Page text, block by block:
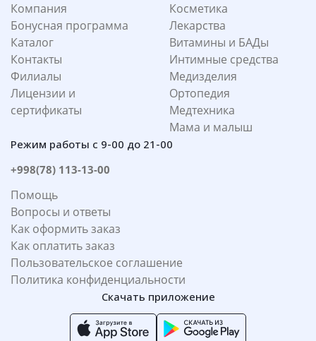
Компания
Бонусная программа
Каталог
Контакты
Филиалы
Лицензии и
сертификаты
Косметика
Лекарства
Витамины и БАДы
Интимные средства
Медизделия
Ортопедия
Медтехника
Мама и малыш
Режим работы с 9-00 до 21-00
+998(78) 113-13-00
Помощь
Вопросы и ответы
Как оформить заказ
Как оплатить заказ
Пользовательское соглашение
Политика конфиденциальности
Скачать приложение